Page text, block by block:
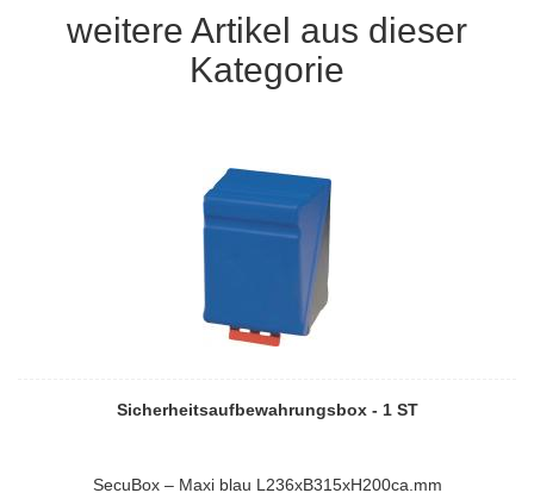
weitere Artikel aus dieser
Kategorie
Sicherheitsaufbewahrungsbox - 1 ST
SecuBox – Maxi blau L236xB315xH200ca.mm